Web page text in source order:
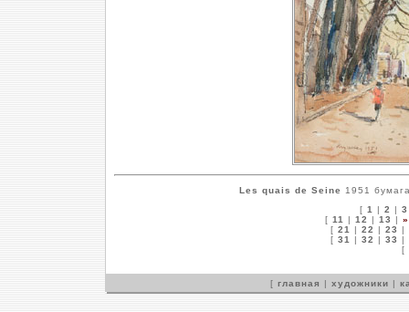
Les quais de Seine
1951
[ 1 | 2 | 3
[ 11 | 12 | 13 |
[ 21 | 22 | 23
|
[ 31 | 32 | 33
|
[
[ главная | художники |